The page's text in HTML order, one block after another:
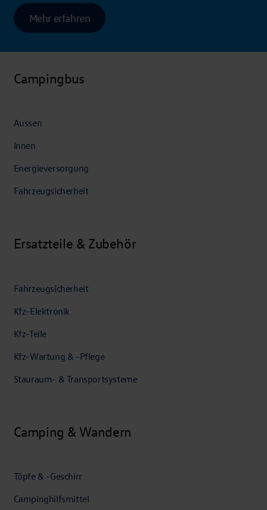
Mehr erfahren
Campingbus
Aussen
Innen
Energieversorgung
Fahrzeugsicherheit
Ersatzteile & Zubehör
Fahrzeugsicherheit
Kfz-Elektronik
Kfz-Teile
Kfz-Wartung & -Pflege
Stauraum- & Transportsysteme
Camping & Wandern
Töpfe & -Geschirr
Campinghilfsmittel